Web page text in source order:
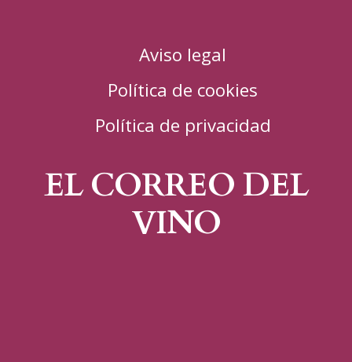
Aviso legal
Política de cookies
Política de privacidad
EL CORREO DEL
VINO